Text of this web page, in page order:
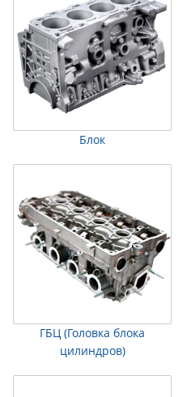
Блок
ГБЦ (Головка блока
цилиндров)